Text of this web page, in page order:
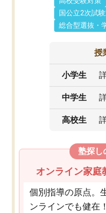
国公立2次試
総合型選抜・
授
小学生
中学生
高校生
塾探し
オンライン家庭
個別指導の原点。
ンラインでも健在！